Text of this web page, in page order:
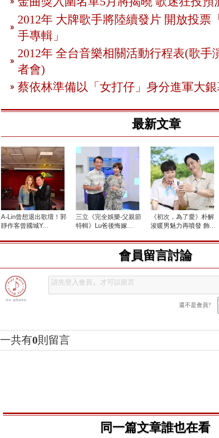
2012年 大牌歌手將陸續發片 開放投票
手專輯」
2012年 全台音樂相關活動行程表(歌手
者會)
蔡依林準備以「女打仔」身分進軍大
最新文章
A-Lin曾想退出歌壇！郭
靜作客曾國城Y...
三立《完全娛樂-父親節
特輯》Lu爸後悔嫁...
《初次，為了愛》朴解
浚暖男魅力再噴發 飾...
會員留言討論
還不是會員?
一共有0則留言
同一篇文章誰也在看